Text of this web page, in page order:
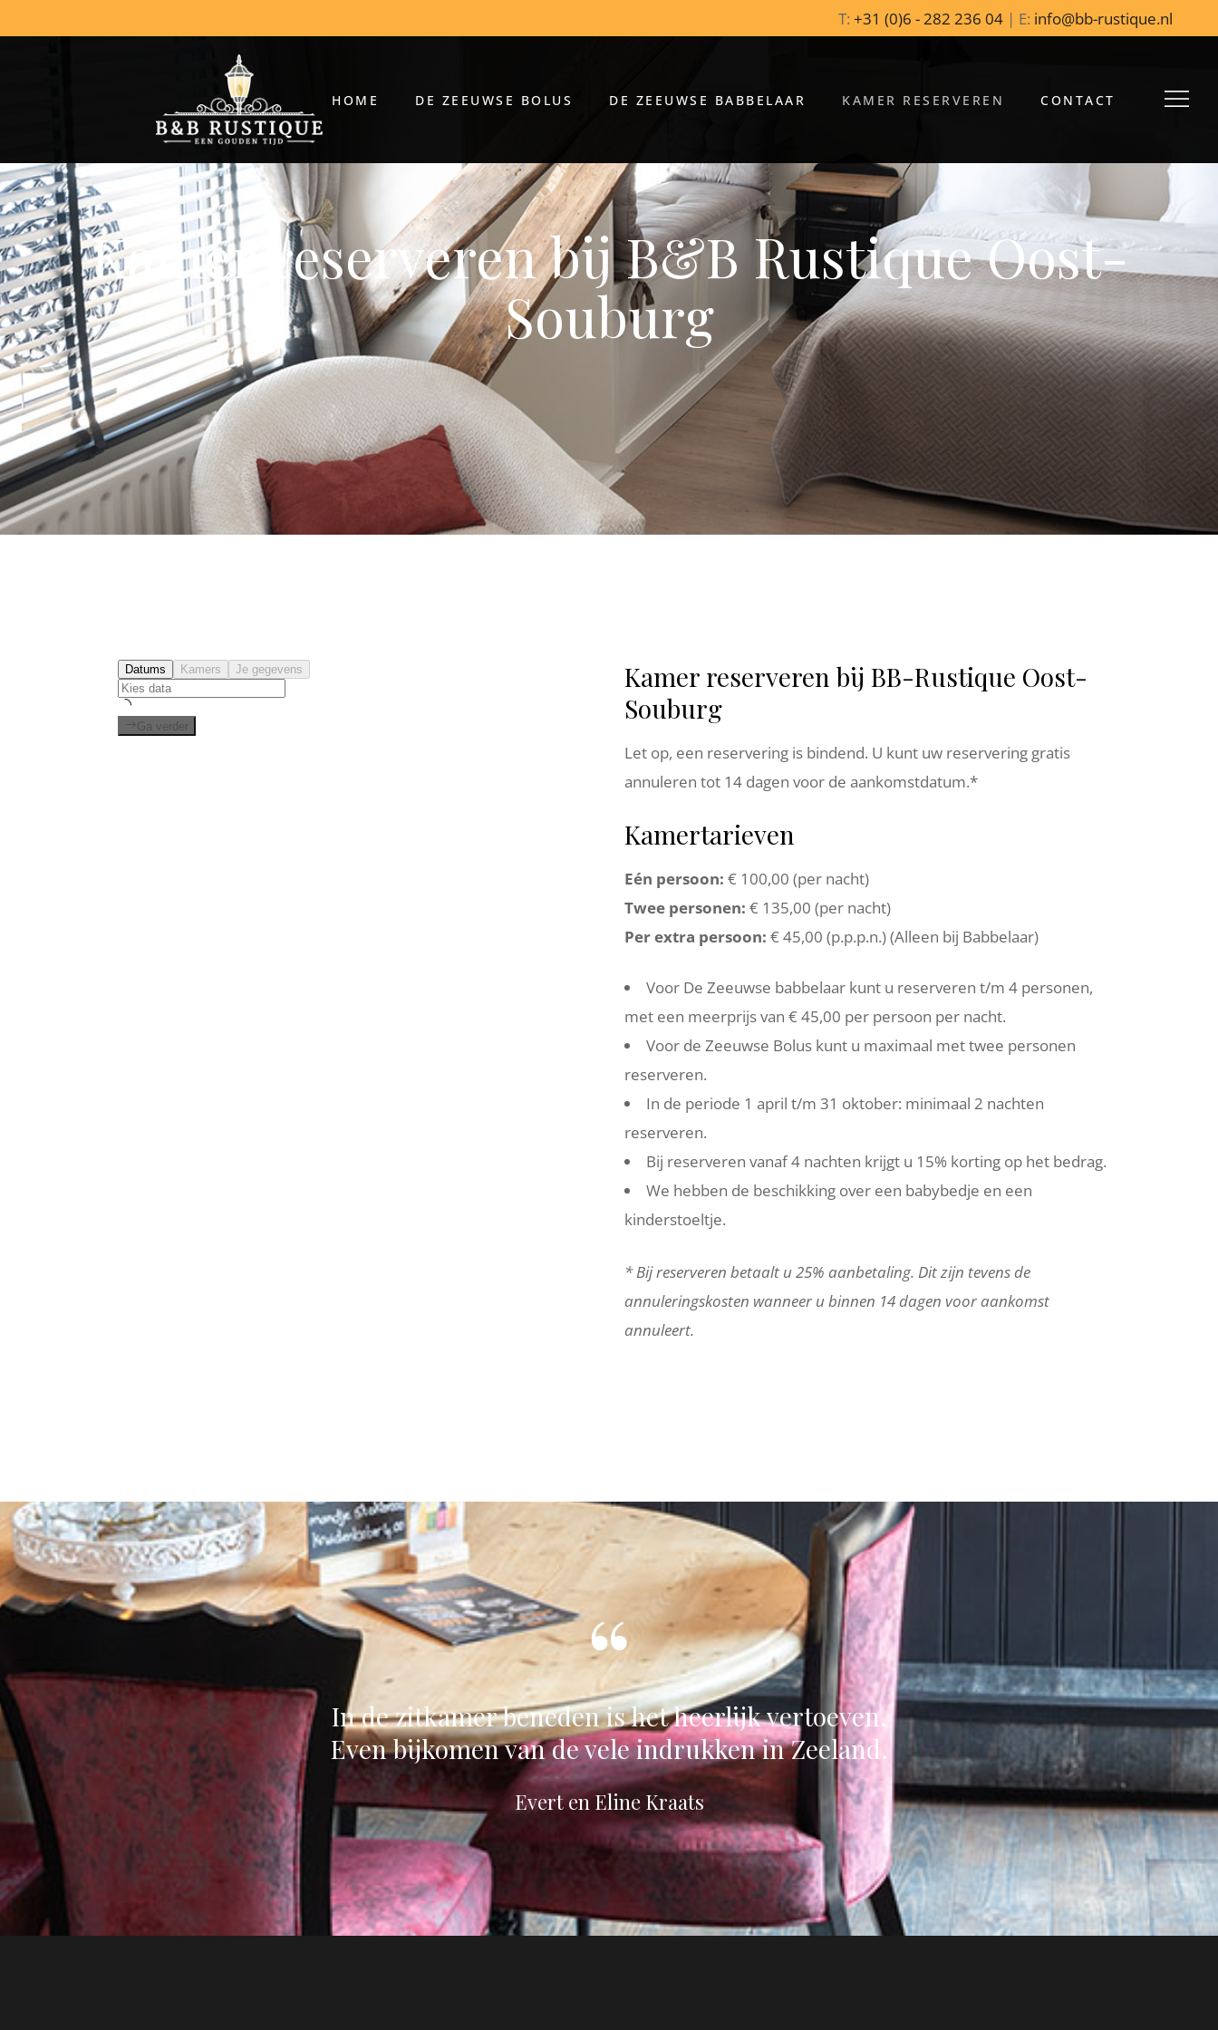
T: +31 (0)6 - 282 236 04 | E: info@bb-rustique.nl
HOME DE ZEEUWSE BOLUS DE ZEEUWSE BABBELAAR KAMER RESERVEREN CONTACT
Kamer reserveren bij B&B Rustique Oost-
Souburg
Kamer reserveren bij BB-Rustique Oost-
Souburg
Let op, een reservering is bindend. U kunt uw reservering gratis
annuleren tot 14 dagen voor de aankomstdatum.*
Kamertarieven
Eén persoon: € 100,00 (per nacht)
Twee personen: € 135,00 (per nacht)
Per extra persoon: € 45,00 (p.p.p.n.) (Alleen bij Babbelaar)
Voor De Zeeuwse babbelaar kunt u reserveren t/m 4 personen,
met een meerprijs van € 45,00 per persoon per nacht.
Voor de Zeeuwse Bolus kunt u maximaal met twee personen
reserveren.
In de periode 1 april t/m 31 oktober: minimaal 2 nachten
reserveren.
Bij reserveren vanaf 4 nachten krijgt u 15% korting op het bedrag.
We hebben de beschikking over een babybedje en een
kinderstoeltje.
* Bij reserveren betaalt u 25% aanbetaling. Dit zijn tevens de
annuleringskosten wanneer u binnen 14 dagen voor aankomst
annuleert.
In de zitkamer beneden is het heerlijk vertoeven.
Even bijkomen van de vele indrukken in Zeeland.
Evert en Eline Kraats